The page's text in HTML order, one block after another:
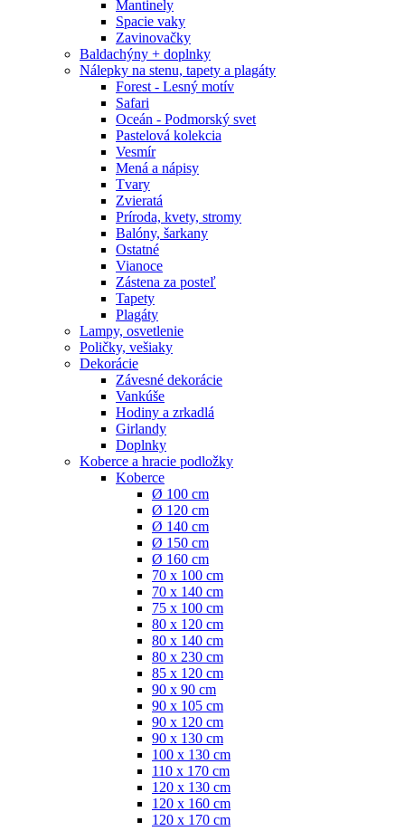
Mantinely
Spacie vaky
Zavinovačky
Baldachýny + doplnky
Nálepky na stenu, tapety a plagáty
Forest - Lesný motív
Safari
Oceán - Podmorský svet
Pastelová kolekcia
Vesmír
Mená a nápisy
Tvary
Zvieratá
Príroda, kvety, stromy
Balóny, šarkany
Ostatné
Vianoce
Zástena za posteľ
Tapety
Plagáty
Lampy, osvetlenie
Poličky, vešiaky
Dekorácie
Závesné dekorácie
Vankúše
Hodiny a zrkadlá
Girlandy
Doplnky
Koberce a hracie podložky
Koberce
Ø 100 cm
Ø 120 cm
Ø 140 cm
Ø 150 cm
Ø 160 cm
70 x 100 cm
70 x 140 cm
75 x 100 cm
80 x 120 cm
80 x 140 cm
80 x 230 cm
85 x 120 cm
90 x 90 cm
90 x 105 cm
90 x 120 cm
90 x 130 cm
100 x 130 cm
110 x 170 cm
120 x 130 cm
120 x 160 cm
120 x 170 cm